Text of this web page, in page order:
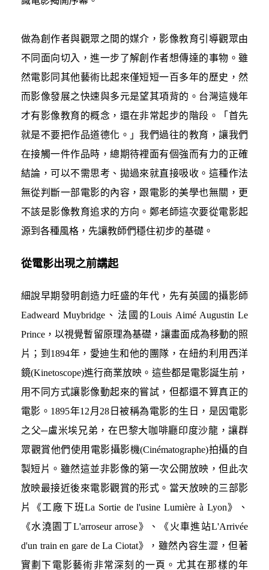
做為創作者與觀眾之間的媒介，影像教育引導觀眾由
不同面向切入，進一步了解創作者想傳達的事物。雖
然電影同其他藝術比起來僅短短一百多年的歷史，然
而影像發展之快速與多元是望其項背的。台灣這幾年
才有影像教育的概念，還在非常起步的階段。「首先
就是不要把作品道德化。」我們過往的教育，讓我們
在接觸一件作品時，總期待裡面有個強而有力的正確
結論，可以不需思考、拋過來就直接吸收。這種作法
無從判斷一部電影的內容，跟電影的美學也無關，更
不該是影像教育追求的方向。鄭老師這次要從電影起
源到各種風格，先讓教師們穩住初步的基礎。
從電影出現之前講起
細說早期發明創造力旺盛的年代，先有英國的攝影師
Eadweard Muybridge、法國的Louis Aimé Augustin Le
Prince，以視覺暫留原理為基礎，讓畫面成為移動的照
片；到1894年，愛迪生和他的團隊，在紐約利用西洋
鏡(Kinetoscope)進行商業放映。這些都是電影誕生前，
用不同方式讓影像動起來的嘗試，但都還不算真正的
電影。1895年12月28日被稱為電影的生日，是因電影
之父─盧米埃兄弟，在巴黎大咖啡廳印度沙龍，讓群
眾觀賞他們使用電影攝影機(Cinématographe)拍攝的自
製短片。雖然這並非影像的第一次公開放映，但此次
放映最接近後來電影觀賞的形式。當天放映的三部影
片《工廠下班La Sortie de l'usine Lumière à Lyon》、
《水澆園丁L'arroseur arrose》、《火車進站L'Arrivée
d'un train en gare de La Ciotat》，雖然內容生澀，但著
實劃下電影藝術非常深刻的一頁。尤其在那樣的年